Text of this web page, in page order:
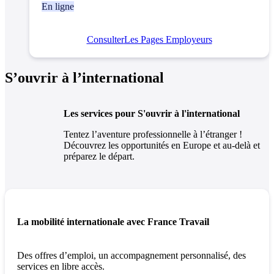
En ligne
ConsulterLes Pages Employeurs
S’ouvrir à l’international
Les services pour S'ouvrir à l'international
Tentez l’aventure professionnelle à l’étranger !
Découvrez les opportunités en Europe et au-delà et
préparez le départ.
La mobilité internationale avec France Travail
Des offres d’emploi, un accompagnement personnalisé, des
services en libre accès.